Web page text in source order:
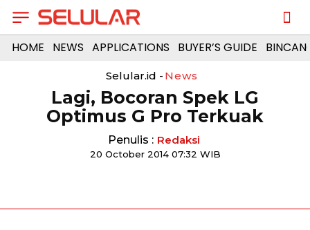
HOME NEWS APPLICATIONS BUYER’S GUIDE
Selular.id - News
Lagi, Bocoran Spek LG
Optimus G Pro Terkuak
Penulis : Redaksi
20 October 2014 07:32 WIB